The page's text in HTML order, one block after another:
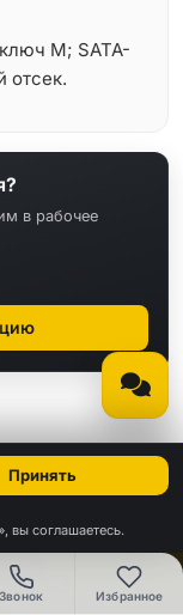
Звонок Избранное
M; SATA-
отсек.
в рабочее
вы соглашаетесь.
Принять